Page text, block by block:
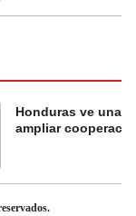
Honduras ve una
ampliar